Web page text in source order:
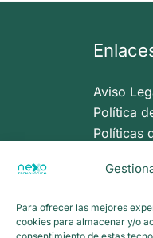
Para ofrecer las mejores
cookies para almacenar y/o
Aviso
Política
Políticas